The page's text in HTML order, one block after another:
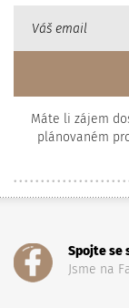
Máte li zájem
plánovaném
Spojte se
Jsme na